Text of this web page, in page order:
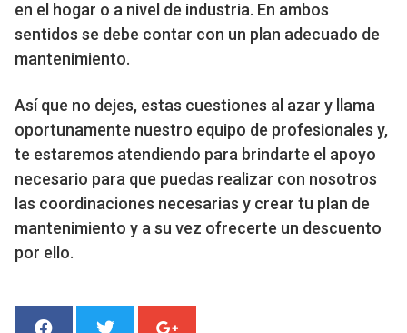
en el hogar o a nivel de industria. En ambos
sentidos se debe contar con un plan adecuado de
mantenimiento.
Así que no dejes, estas cuestiones al azar y llama
oportunamente nuestro equipo de profesionales y,
te estaremos atendiendo para brindarte el apoyo
necesario para que puedas realizar con nosotros
las coordinaciones necesarias y crear tu plan de
mantenimiento y a su vez ofrecerte un descuento
por ello.